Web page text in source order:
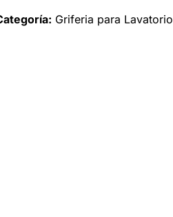
Griferia para Lavatorio